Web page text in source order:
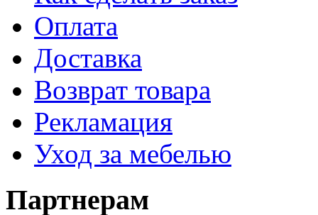
Оплата
Доставка
Возврат товара
Рекламация
Уход за мебелью
Партнерам